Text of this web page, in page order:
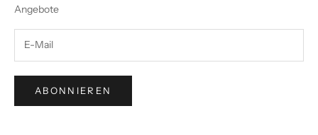
Angebote
ABONNIEREN